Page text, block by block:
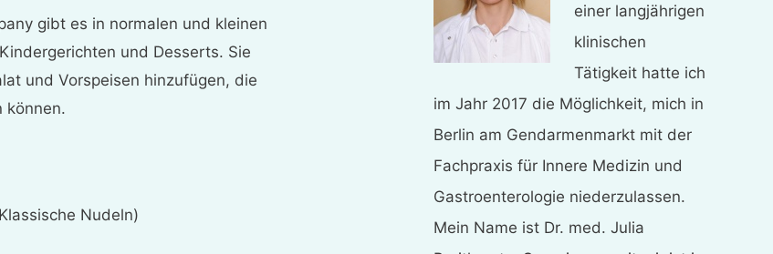
gibt es in normalen und kleinen
und Desserts. Sie
und Vorspeisen hinzufügen, die
können.
Nudeln)
einer langjährigen
klinischen
Tätigkeit hatte ich
im Jahr 2017 die Möglichkeit, mich in
Berlin am Gendarmenmarkt mit der
Fachpraxis für Innere Medizin und
Gastroenterologie niederzulassen.
Mein Name ist Dr. med. Julia